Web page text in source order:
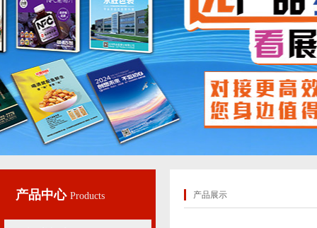
产品中心 Products 产品展示